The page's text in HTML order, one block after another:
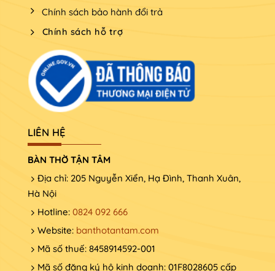
Chính sách bảo hành đổi trả
Chính sách hỗ trợ
LIÊN HỆ
BÀN THỜ TẬN TÂM
Địa chỉ: 205 Nguyễn Xiển, Hạ Đình, Thanh Xuân,
Hà Nội
Hotline: 0824 092 666
Website: banthotantam.com
Mã số thuế: 8458914592-001
Mã số đăng ký hộ kinh doanh: 01F8028605 cấp